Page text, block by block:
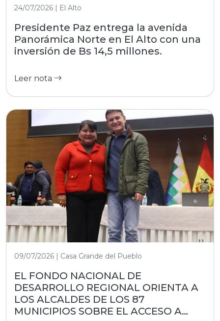
24/07/2026 | El Alto
Presidente Paz entrega la avenida
Panorámica Norte en El Alto con una
inversión de Bs 14,5 millones.
Leer nota
09/07/2026 | Casa Grande del Pueblo
EL FONDO NACIONAL DE
DESARROLLO REGIONAL ORIENTA A
LOS ALCALDES DE LOS 87
MUNICIPIOS SOBRE EL ACCESO A